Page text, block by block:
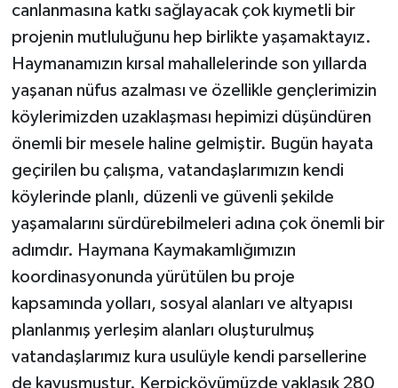
canlanmasına katkı sağlayacak çok kıymetli bir
projenin mutluluğunu hep birlikte yaşamaktayız.
Haymanamızın kırsal mahallelerinde son yıllarda
yaşanan nüfus azalması ve özellikle gençlerimizin
köylerimizden uzaklaşması hepimizi düşündüren
önemli bir mesele haline gelmiştir. Bugün hayata
geçirilen bu çalışma, vatandaşlarımızın kendi
köylerinde planlı, düzenli ve güvenli şekilde
yaşamalarını sürdürebilmeleri adına çok önemli bir
adımdır. Haymana Kaymakamlığımızın
koordinasyonunda yürütülen bu proje
kapsamında yolları, sosyal alanları ve altyapısı
planlanmış yerleşim alanları oluşturulmuş
vatandaşlarımız kura usulüyle kendi parsellerine
de kavuşmuştur. Kerpiçköyümüzde yaklaşık 280